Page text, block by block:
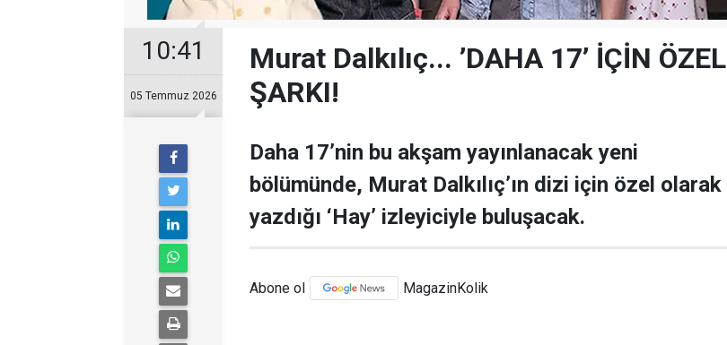
10:41
05 Temmuz 2026
Murat Dalkılıç... ’DAHA 17’ İÇİN ÖZEL
ŞARKI!
Daha 17’nin bu akşam yayınlanacak yeni
bölümünde, Murat Dalkılıç’ın dizi için özel olarak
yazdığı ‘Hay’ izleyiciyle buluşacak.
Abone ol MagazinKolik